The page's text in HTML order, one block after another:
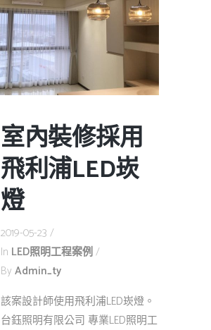
室內裝修採用
飛利浦LED崁
燈
2019-05-23
In LED照明工程案例
By Admin_ty
該案設計師使用飛利浦LED崁燈。
台鈺照明有限公司 專業LED照明工